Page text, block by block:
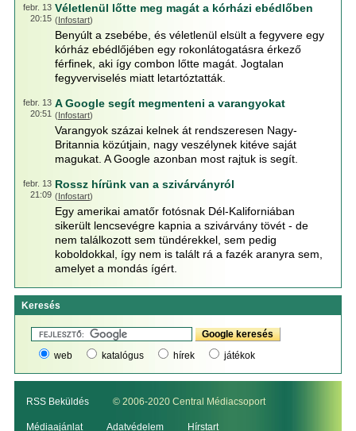
febr. 13
20:15
Véletlenül lőtte meg magát a kórházi ebédlőben
(Infostart)
Benyúlt a zsebébe, és véletlenül elsült a fegyvere egy
kórház ebédlőjében egy rokonlátogatásra érkező
férfinek, aki így combon lőtte magát. Jogtalan
fegyverviselés miatt letartóztatták.
febr. 13
20:51
A Google segít megmenteni a varangyokat
(Infostart)
Varangyok százai kelnek át rendszeresen Nagy-
Britannia közútjain, nagy veszélynek kitéve saját
magukat. A Google azonban most rajtuk is segít.
febr. 13
21:09
Rossz hírünk van a szivárványról
(Infostart)
Egy amerikai amatőr fotósnak Dél-Kaliforniában
sikerült lencsevégre kapnia a szivárvány tövét - de
nem találkozott sem tündérekkel, sem pedig
koboldokkal, így nem is talált rá a fazék aranyra sem,
amelyet a mondás ígért.
Keresés
web katalógus hírek játékok
RSS Beküldés © 2006-2020 Central Médiacsoport
Médiaajánlat Adatvédelem Hírstart